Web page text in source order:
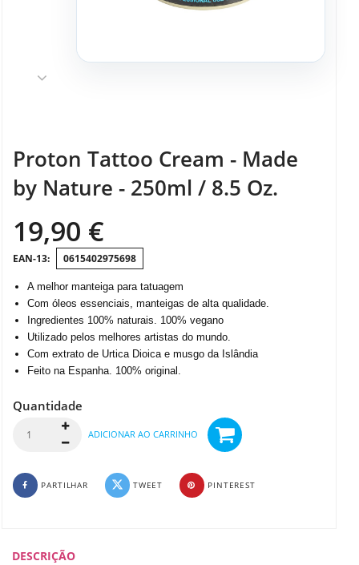
Proton Tattoo Cream - Made
by Nature - 250ml / 8.5 Oz.
19,90 €
0615402975698
A melhor manteiga para tatuagem
Com óleos essenciais, manteigas de alta qualidade.
Ingredientes 100% naturais. 100% vegano
Utilizado pelos melhores artistas do mundo.
Com extrato de Urtica Dioica e musgo da Islândia
Feito na Espanha. 100% original.
Quantidade
ADICIONAR AO CARRINHO
PARTILHAR TWEET PINTEREST
DESCRIÇÃO